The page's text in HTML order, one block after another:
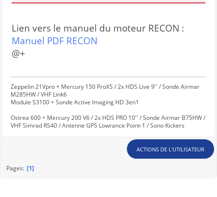
Lien vers le manuel du moteur RECON :
Manuel PDF RECON
@+
Zeppelin 21Vpro + Mercury 150 ProXS / 2x HDS Live 9'' / Sonde Airmar
M285HW / VHF Link6
Module S3100 + Sonde Active Imaging HD 3en1
Ostrea 600 + Mercury 200 V6 / 2x HDS PRO 10'' / Sonde Airmar B75HW /
VHF Simrad RS40 / Antenne GPS Lowrance Point-1 / Sono Kickers
ACTIONS DE L'UTILISATEUR
Pages 1